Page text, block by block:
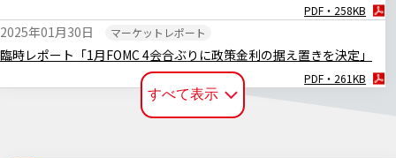
PDF・258KB
臨時レポート「1月FOMC 4会合ぶりに政策金利の据え置きを決定」
2025年01月30日 マーケットレポート
PDF・261KB
臨時レポート「日銀1月 0.50％への追加利上げを決定」
マーケットレポート
すべて表示